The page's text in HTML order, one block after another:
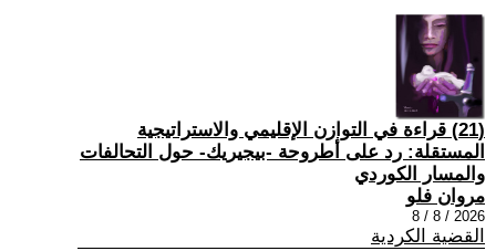
(21) قراءة في التوازن الإقليمي والاستراتيجية
المستقلة: رد على أطروحة -بيجيريك- حول التحالفات
والمسار الكوردي
مروان فلو
2026 / 8 / 8
القضية الكردية